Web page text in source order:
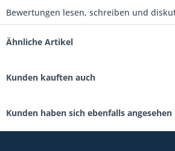
Bewertungen lesen, schreiben und
Ähnliche Artikel
Kunden kauften auch
Kunden haben sich ebenfalls angesehen